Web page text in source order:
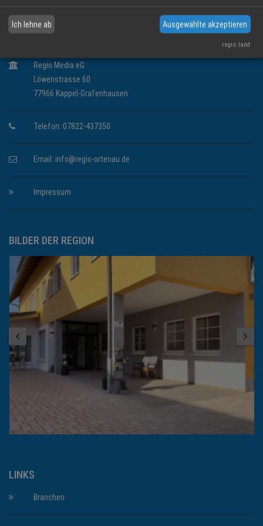
Regio Media eG
Löwenstrasse 60
77966 Kappel-Grafenhausen
Telefon: 07822-437350
Email: info@regio-ortenau.de
Impressum
BILDER DER REGION
LINKS
Branchen
Ich lehne ab Ausgewählte akzeptieren
regio.land